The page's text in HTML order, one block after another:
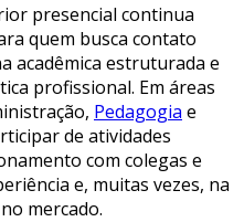
presencial continua
quem busca contato
acadêmica estruturada e
profissional. Em áreas
Pedagogia e
de atividades
com colegas e
e, muitas vezes, na
mercado.